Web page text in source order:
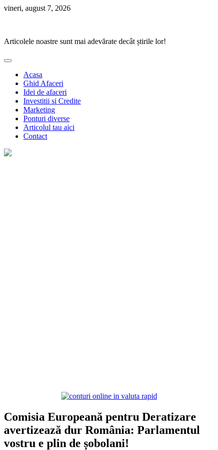
Skip
vineri, august 7, 2026
Articolele noastre sunt mai adevărate decât știrile lor!
Acasa
Ghid Afaceri
Idei de afaceri
Investitii si Credite
Marketing
Ponturi diverse
Articolul tau aici
Contact
Comisia Europeană pentru Deratizare
avertizează dur România: Parlamentul
vostru e plin de șobolani!